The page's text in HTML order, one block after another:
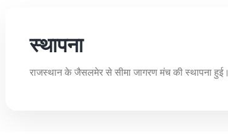
स्थापना
राजस्थान के जैसलमेर से सीमा जागरण मंच की स्थापना हुई।